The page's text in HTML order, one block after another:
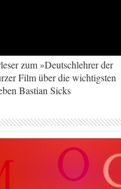
zum »Deutschlehrer der
Film über die wichtigsten
Bastian Sicks